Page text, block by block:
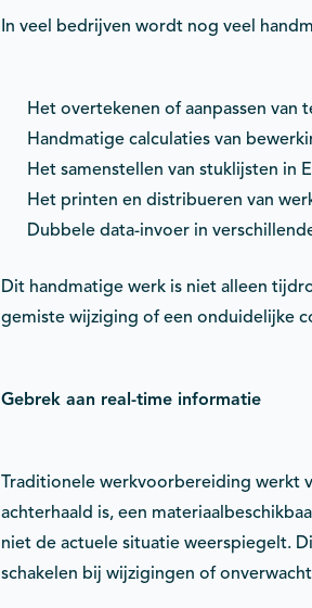
In veel bedrijven wordt nog veel
Het overtekenen of aanpassen van
Handmatige calculaties van
Het samenstellen van stuklijsten in
Het printen en distribueren van
Dubbele data-invoer in
Dit handmatige werk is niet alleen
gemiste wijziging of een onduidelijke
Gebrek aan real-time informatie
Traditionele werkvoorbereiding werkt
achterhaald is, een
niet de actuele situatie weerspiegelt.
schakelen bij wijzigingen of